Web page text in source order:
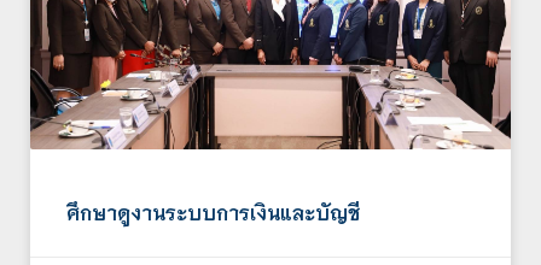
ศึกษาดูงานระบบการเงินและบัญชี